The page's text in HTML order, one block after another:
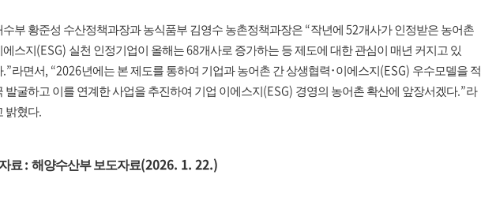
수부 황준성 수산정책과장과 농식품부 김영수 농촌정책과장은 “작년에 52개사가 인정받은 농어촌
에스지 (ESG) 실천 인정기업이 올해는68개사로 증가하는 등 제도에 대한 관심이 매년 커지고 있
.”라면서, “2026년에는 본 제도를 통하여 기업과 농어촌 간 상생협력･이에스지 (ESG) 우수모델을 적
발굴하고 이를 연계한 사업을 추진하여 기업 이에스지 (ESG) 경영의 농어촌 확산에 앞장서겠다.”라
밝혔다.
료 : 해양수산부 보도자료(2026. 1. 22.)